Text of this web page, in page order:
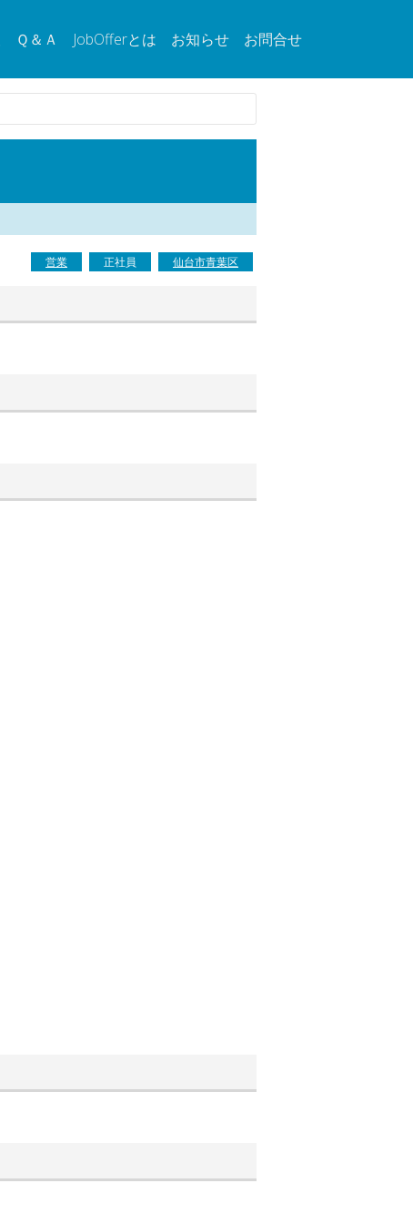
Ｑ＆Ａ JobOfferとは お知らせ お問合せ
営業 正社員 仙台市青葉区